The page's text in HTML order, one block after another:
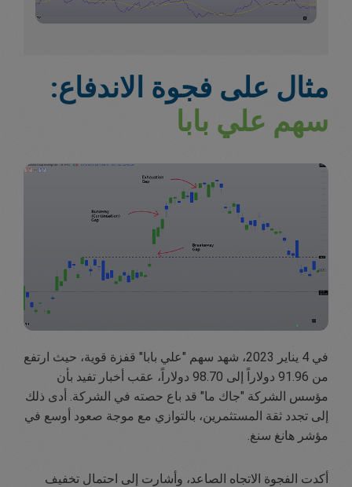
مثال على فجوة الاندفاع:
سهم علي بابا
في 4 يناير 2023، شهد سهم "علي بابا" قفزة قوية، حيث ارتفع
من 91.96 دولاراً إلى 98.70 دولاراً، عقب أخبار تفيد بأن
مؤسس الشركة "جاك ما" قد باع حصته في الشركة. أدى ذلك
إلى تجدد ثقة المستثمرين، بالتوازي مع موجة صعود أوسع في
مؤشر هانغ سنغ.
أكدت الفجوة الاتجاه الصاعد، وأشارت إلى احتمال تخفيف